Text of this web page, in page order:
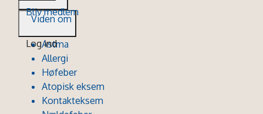
Bliv medlem
Log ind
Viden om
Astma
Allergi
Høfeber
Atopisk eksem
Kontakteksem